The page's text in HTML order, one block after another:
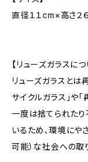
直径１１cm×高さ２
【リューズガラスにつ
リューズガラスとは
サイクルガラス」や
一度は捨てられたり
いるため、環境にや
可能）な社会への取